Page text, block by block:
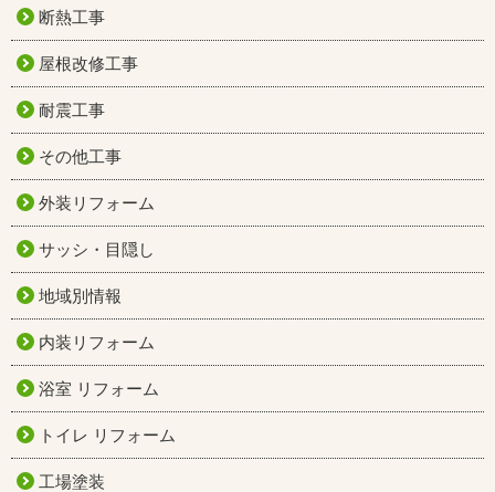
断熱工事
屋根改修工事
耐震工事
その他工事
外装リフォーム
サッシ・目隠し
地域別情報
内装リフォーム
浴室 リフォーム
トイレ リフォーム
工場塗装